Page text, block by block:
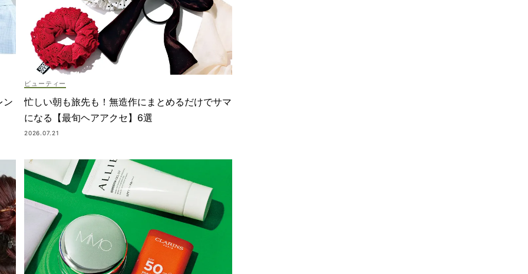
ン
ビューティー
忙しい朝も旅先も！無造作にまとめるだけでサマ
になる【最旬ヘアアクセ】6選
2026.07.21